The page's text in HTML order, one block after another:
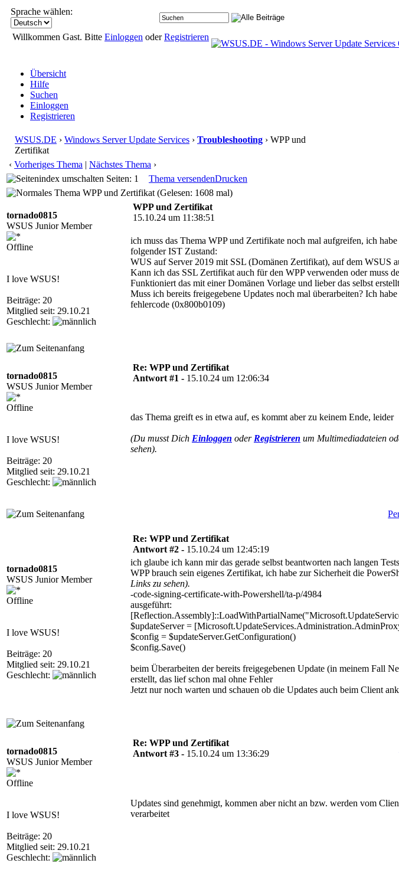
Sprache wählen:
Willkommen Gast. Bitte Einloggen oderRegistrieren
Übersicht
Hilfe
Suchen
Einloggen
Registrieren
WSUS.DE › Windows Server Update Services › Troubleshooting › WPP und
Zertifikat
‹ Vorheriges Thema | Nächstes Thema ›
Seiten: 1
Thema versendenDrucken
WPP und Zertifikat (Gelesen: 1608 mal)
tornado0815
WSUS Junior Member
Offline
I love WSUS!
Beiträge: 20
Mitglied seit: 29.10.21
Geschlecht:
WPP und Zertifikat
15.10.24 um 11:38:51
ich muss das Thema WPP und Zertifikate noch mal aufgreifen, ich
folgender IST Zustand:
WUS auf Server 2019 mit SSL (Domänen Zertifikat), auf dem WSUS
Kann ich das SSL Zertifikat auch für den WPP verwenden oder muss
Funktioniert das mit einer Domänen Vorlage und lieber das selbst
Muss ich bereits freigegebene Updates noch mal überarbeiten? Ich
fehlercode (0x800b0109)
tornado0815
WSUS Junior Member
Offline
I love WSUS!
Beiträge: 20
Mitglied seit: 29.10.21
Geschlecht:
Re: WPP und Zertifikat
Antwort #1 - 15.10.24 um 12:06:34
das Thema greift es in etwa auf, es kommt aber zu keinem Ende, leider
(Du musst Dich Einloggen oder Registrieren um Multimediadateien
sehen).
tornado0815
WSUS Junior Member
Offline
I love WSUS!
Beiträge: 20
Mitglied seit: 29.10.21
Geschlecht:
Re: WPP und Zertifikat
Antwort #2 - 15.10.24 um 12:45:19
ich glaube ich kann mir das gerade selbst beantworten nach langen
WPP brauch sein eigenes Zertifikat, ich habe zur Sicherheit die
Links zu sehen).
-code-signing-certificate-with-Powershell/ta-p/4984
ausgeführt:
$updateServer =
$config = $updateServer.GetConfiguration()
$config.Save()
beim Überarbeiten der bereits freigegebenen Update (in meinem Fall
erstellt, das lief schon mal ohne Fehler
Jetzt nur noch warten und schauen ob die Updates auch beim Client
tornado0815
WSUS Junior Member
Offline
I love WSUS!
Beiträge: 20
Mitglied seit: 29.10.21
Geschlecht:
Re: WPP und Zertifikat
Antwort #3 - 15.10.24 um 13:36:29
Updates sind genehmigt, kommen aber nicht an bzw. werden vom
verarbeitet